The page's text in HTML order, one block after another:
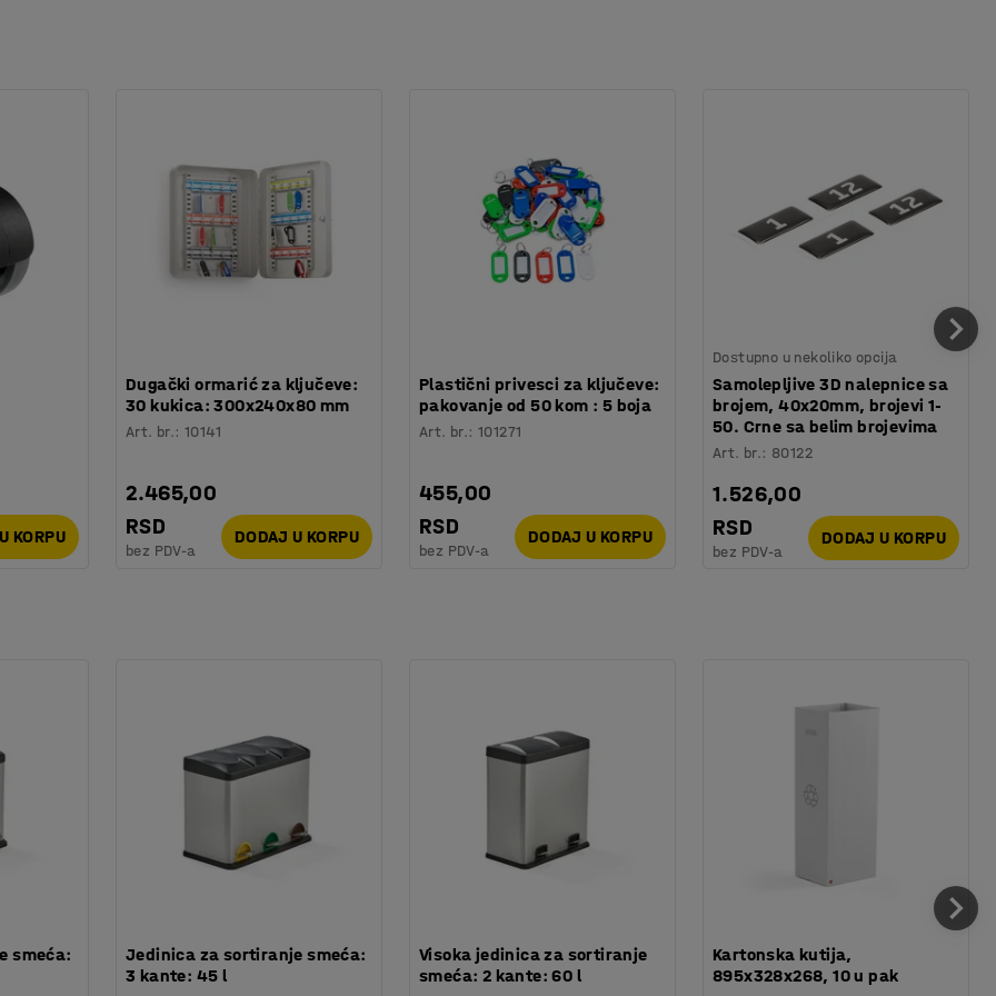
samolepljivih nalepnica koje pokazuju
i fotokopirnice.
KORPU
Dugački ormarić za ključeve:
30 kukica: 300x240x80 mm
Art. br.:10141
2.465,00
RSD
bez PDV-a
DODAJ U KORPU
Plastični privesci za ključeve:
pakovanje od 50 kom : 5 boja
Art. br.:101271
455,00
RSD
bez PDV-a
DODAJ U KORPU
Dostupno u nekoliko opcija
Samolepljive 3D nalepnice sa
brojem, 40x20mm, brojevi 1-
50. Crne sa belim brojevima
Art. br.: 80122
1.526,00
RSD
bez PDV-a
DODAJ U KORPU
smeća:
Jedinica za sortiranje smeća:
3 kante: 45 l
Visoka jedinica za sortiranje
smeća: 2 kante: 60 l
Kartonska kutija,
895x328x268, 10 u pak